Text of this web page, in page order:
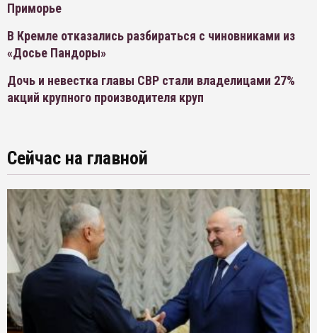
Приморье
В Кремле отказались разбираться с чиновниками из
«Досье Пандоры»
Дочь и невестка главы СВР стали владелицами 27%
акций крупного производителя круп
Сейчас на главной